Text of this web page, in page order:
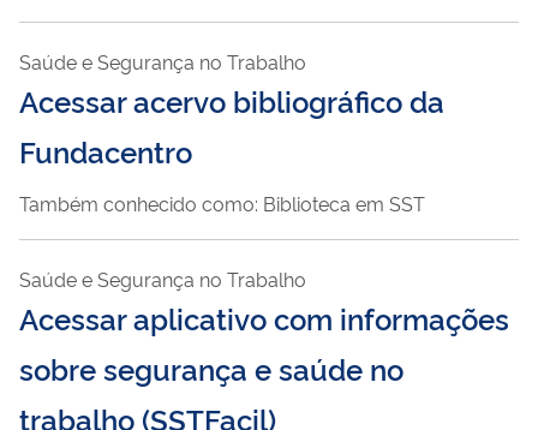
Saúde e Segurança no Trabalho
Acessar acervo bibliográfico da
Fundacentro
Também conhecido como: Biblioteca em SST
Saúde e Segurança no Trabalho
Acessar aplicativo com informações
sobre segurança e saúde no
trabalho (SSTFacil)